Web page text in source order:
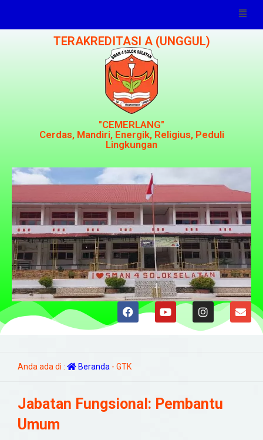
TERAKREDITASI A (UNGGUL)
"CEMERLANG"
Cerdas, Mandiri, Energik, Religius, Peduli
Lingkungan
Anda ada di : Beranda - GTK
Jabatan Fungsional: Pembantu
Umum